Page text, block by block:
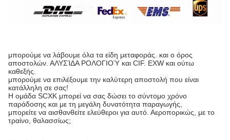
μπορούμε να λάβουμε όλα τα είδη μεταφοράς. και ο όρος
αποστολών. ΑΛΥΣΊΔΑ ΡΟΛΟΓΙΟΎ και CIF. EXW και ούτω
καθεξής.
μπορούμε να επιλέξουμε την καλύτερη αποστολή που είναι
κατάλληλη σε σας!
Η ομάδα SCXK μπορεί να σας δώσει το σύντομο χρόνο
παράδοσης και με τη μεγάλη δυνατότητα παραγωγής,
μπορείτε να αισθανθείτε ελεύθεροι για αυτό. Αεροπορικώς, με το
τραίνο, θαλασσίως;